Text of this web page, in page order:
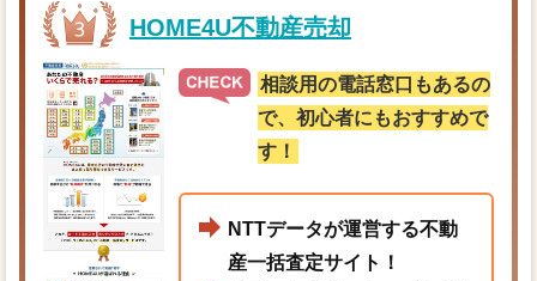
HOME4U不動産売却
相談用の電話窓口もあるの
で、初心者にもおすすめで
す！
NTTデータが運営する不動
産一括査定サイト！